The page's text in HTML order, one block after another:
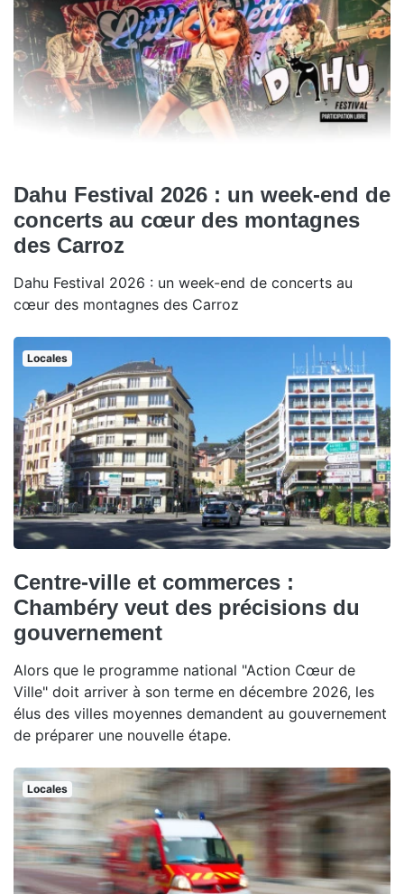
Dahu Festival 2026 : un week-end de
concerts au cœur des montagnes
des Carroz
Dahu Festival 2026 : un week-end de concerts au
cœur des montagnes des Carroz
Locales
Centre-ville et commerces :
Chambéry veut des précisions du
gouvernement
Alors que le programme national "Action Cœur de
Ville" doit arriver à son terme en décembre 2026, les
élus des villes moyennes demandent au gouvernement
de préparer une nouvelle étape.
Locales